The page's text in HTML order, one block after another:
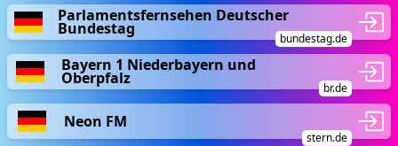
Parlamentsfernsehen Deutscher
Bundestag
bundestag.de
Bayern 1 Niederbayern und
Oberpfalz
br.de
Neon FM
stern.de